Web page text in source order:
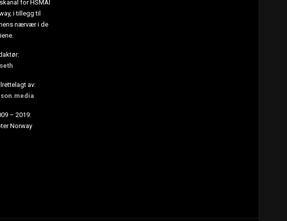
for HSMAI
i tillegg til
nærvær i de
av:
– 2019:
Norway